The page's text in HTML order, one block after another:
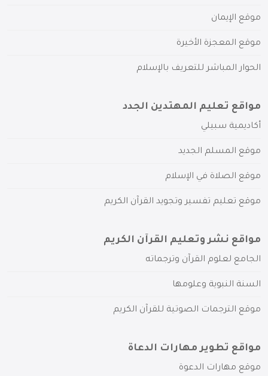
موقع الإيمان
موقع المعجزة الأخيرة
الحوار المباشر للتعريف بالإسلام
مواقع تعليم المهتدين الجدد
أكاديمية سبيلي
موقع المسلم الجديد
موقع الصلاة في الإسلام
موقع تعليم تفسير وتجويد القرآن الكريم
مواقع نشر وتعليم القرآن الكريم
الجامع لعلوم القرآن وترجماته
السنة النبوية وعلومها
موقع الترجمات الصوتية للقرآن الكريم
مواقع تطوير مهارات الدعاة
موقع مهارات الدعوة